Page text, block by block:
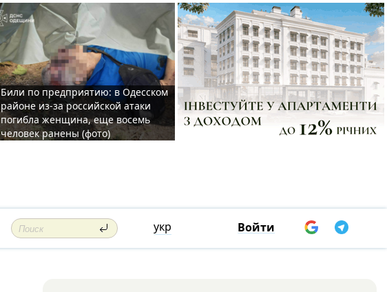
Били по предприятию: в Одесском
районе из-за российской атаки
погибла женщина, еще восемь
человек ранены (фото)
укр Войти